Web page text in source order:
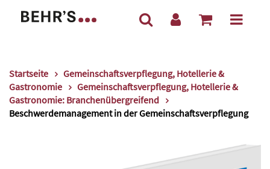
Startseite
Gemeinschaftsverpflegung, Hotellerie &
Gastronomie
Gemeinschaftsverpflegung, Hotellerie &
Gastronomie: Branchenübergreifend
Beschwerdemanagement in der Gemeinschaftsverpflegung